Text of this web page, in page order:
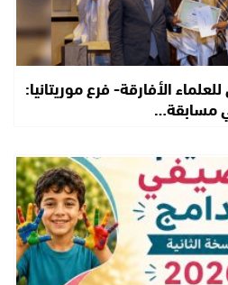
الأفارقة- فرع موريتانيا:
مسابقة…